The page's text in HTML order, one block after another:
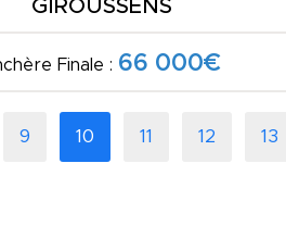
GIROUSSENS
Finale : 66 000€
9 10 11 12 13